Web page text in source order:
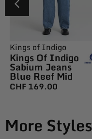
Kings of Indigo
Kings Of Indigo
Sabium Jeans
Blue Reef Mid
CHF169.00
More Styles